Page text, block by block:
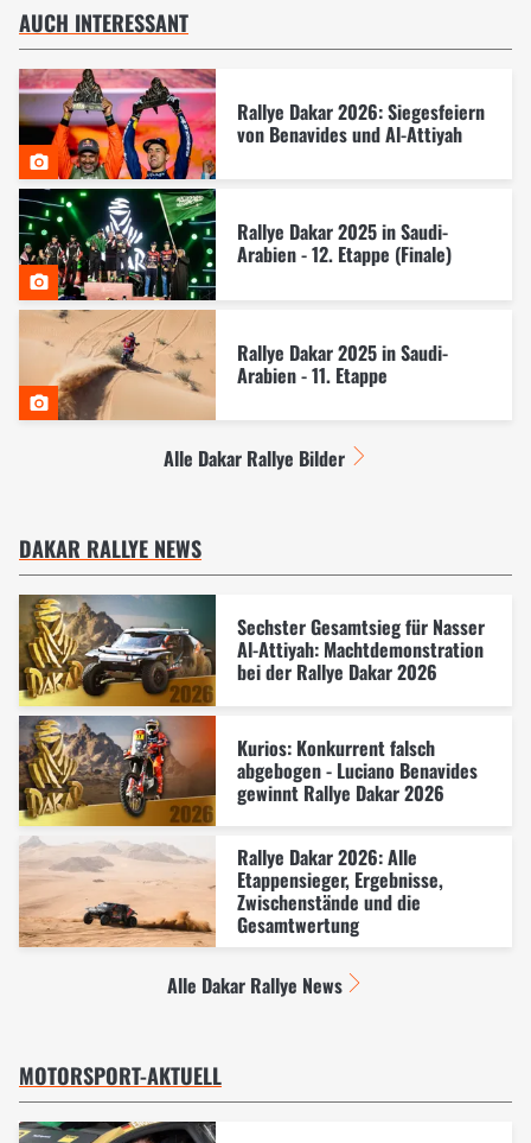
AUCH INTERESSANT
Rallye Dakar 2026: Siegesfeiern
von Benavides und Al-Attiyah
Rallye Dakar 2025 in Saudi-
Arabien - 12. Etappe (Finale)
Rallye Dakar 2025 in Saudi-
Arabien - 11. Etappe
Alle Dakar Rallye Bilder
DAKAR RALLYE NEWS
Sechster Gesamtsieg für Nasser
Al-Attiyah: Machtdemonstration
bei der Rallye Dakar 2026
Kurios: Konkurrent falsch
abgebogen - Luciano Benavides
gewinnt Rallye Dakar 2026
Rallye Dakar 2026: Alle
Etappensieger, Ergebnisse,
Zwischenstände und die
Gesamtwertung
Alle Dakar Rallye News
MOTORSPORT-AKTUELL